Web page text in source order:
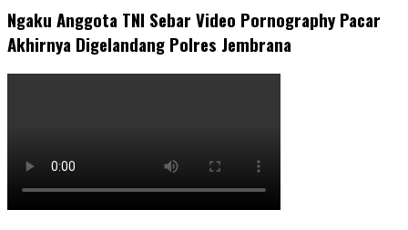
Ngaku Anggota TNI Sebar Video Pornography Pacar
Akhirnya Digelandang Polres Jembrana